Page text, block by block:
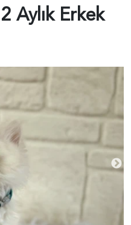
Aylık Erkek